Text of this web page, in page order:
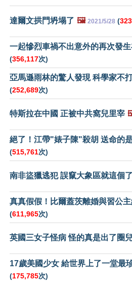
達爾文拱門坍塌了 🖼️ 2021/5/28 (
一起慘烈車禍不出意外的再次發
(356,117次)
亞馬遜雨林的驚人發現 科學家不
(252,689次)
特斯拉在中國 正被中共窩兒里宰
絕了！江帶"婊子陳"殺胡 送命的
(515,761次)
南非盜獵逃犯 誤竄大象區就這個了
真真假假！比爾蓋茨離婚與習公
(611,965次)
英國三女子怪病 怪的真是出了圈
17歲美國少女 給世界上了一堂最
(175,785次)